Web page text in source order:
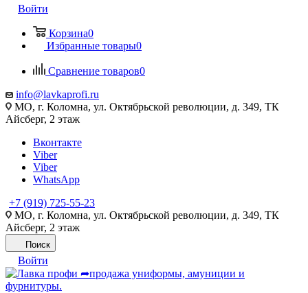
Войти
Корзина0
Избранные товары0
Сравнение товаров0
info@lavkaprofi.ru
МО, г. Коломна, ул. Октябрьской революции, д. 349, ТК
Айсберг, 2 этаж
Вконтакте
Viber
Viber
WhatsApp
+7 (919) 725-55-23
МО, г. Коломна, ул. Октябрьской революции, д. 349, ТК
Айсберг, 2 этаж
Поиск
Войти